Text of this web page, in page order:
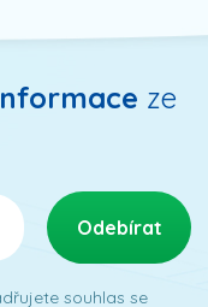
ze
souhlas se